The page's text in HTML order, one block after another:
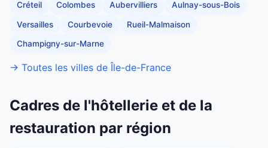
Créteil Colombes Aubervilliers Aulnay-sous-Bois
Versailles Courbevoie Rueil-Malmaison
Champigny-sur-Marne
→ Toutes les villes de Île-de-France
Cadres de l'hôtellerie et de la
restauration par région